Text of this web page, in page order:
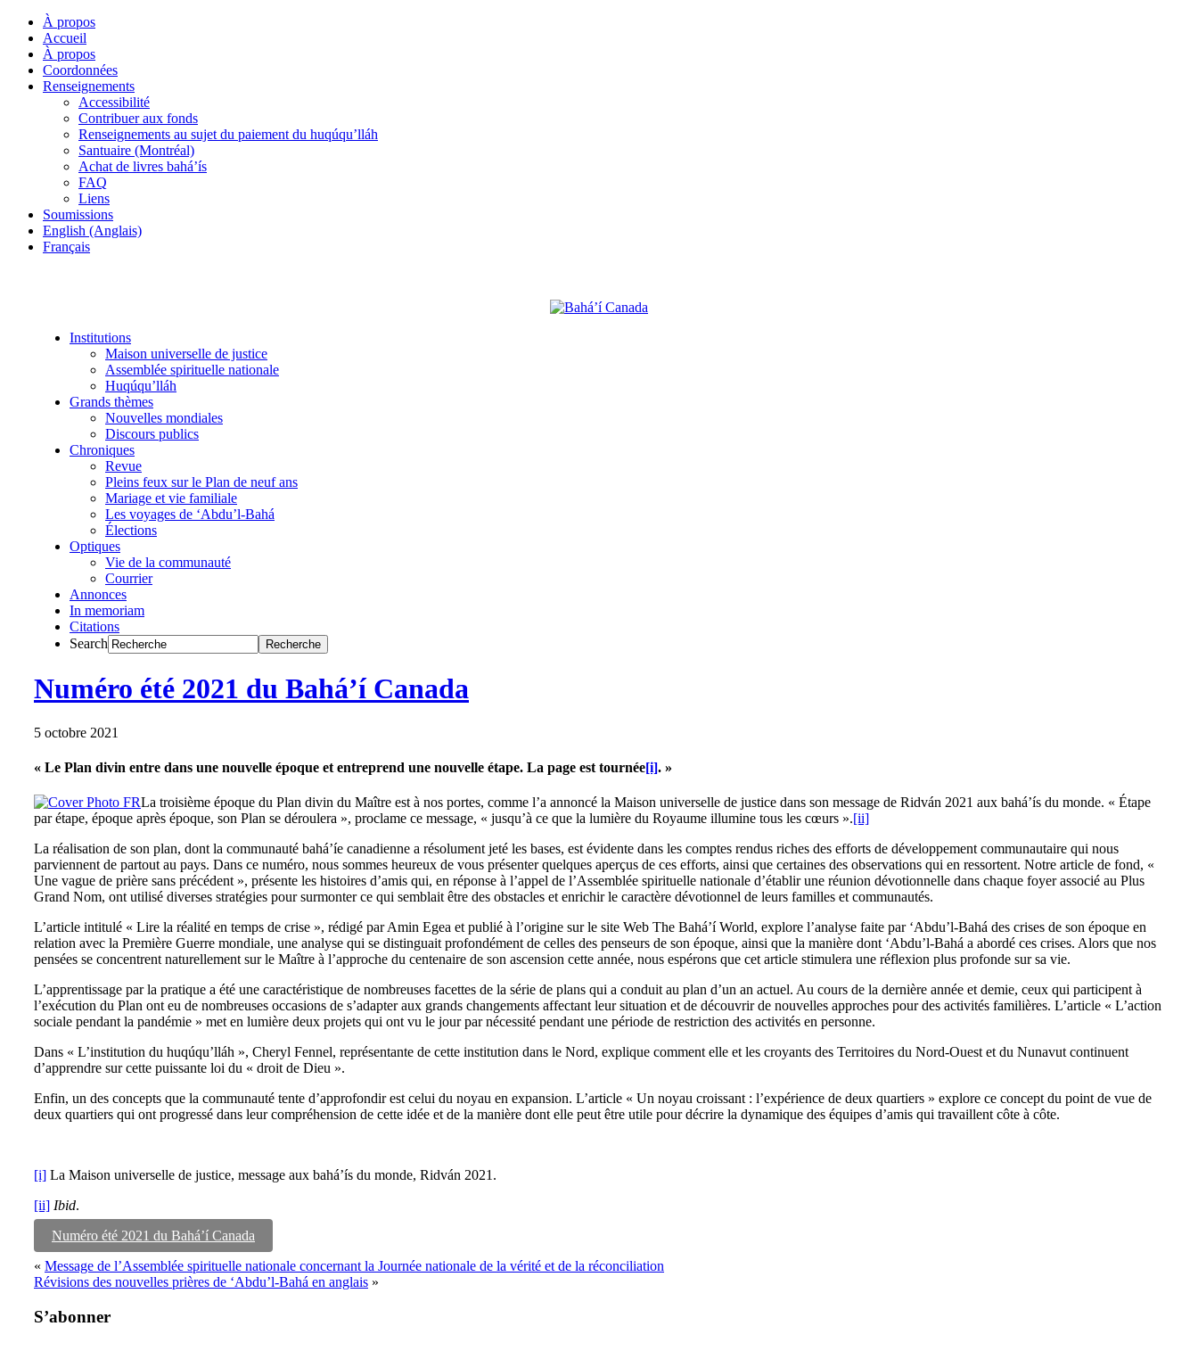
À propos
Accueil
À propos
Coordonnées
Renseignements
Accessibilité
Contribuer aux fonds
Renseignements au sujet du paiement du huqúqu’lláh
Santuaire (Montréal)
Achat de livres bahá’ís
FAQ
Liens
Soumissions
English (Anglais)
Français
Institutions
Maison universelle de justice
Assemblée spirituelle nationale
Huqúqu’lláh
Grands thèmes
Nouvelles mondiales
Discours publics
Chroniques
Revue
Pleins feux sur le Plan de neuf ans
Mariage et vie familiale
Les voyages de ‘Abdu’l-Bahá
Élections
Optiques
Vie de la communauté
Courrier
Annonces
In memoriam
Citations
Search
Numéro été 2021 du Bahá’í Canada
5 octobre 2021
« Le Plan divin entre dans une nouvelle époque et entreprend une nouvelle étape. La page est tournée[i]. »
La troisième époque du Plan divin du Maître est à nos portes, comme l’a annoncé la Maison universelle de justice dans son message de Ridván 2021 aux bahá’ís du monde. « Étape
par étape, époque après époque, son Plan se déroulera », proclame ce message, « jusqu’à ce que la lumière du Royaume illumine tous les cœurs ».[ii]
La réalisation de son plan, dont la communauté bahá’íe canadienne a résolument jeté les bases, est évidente dans les comptes rendus riches des efforts de développement communautaire qui nous
parviennent de partout au pays. Dans ce numéro, nous sommes heureux de vous présenter quelques aperçus de ces efforts, ainsi que certaines des observations qui en ressortent. Notre article de fond, «
Une vague de prière sans précédent », présente les histoires d’amis qui, en réponse à l’appel de l’Assemblée spirituelle nationale d’établir une réunion dévotionnelle dans chaque foyer associé au Plus
Grand Nom, ont utilisé diverses stratégies pour surmonter ce qui semblait être des obstacles et enrichir le caractère dévotionnel de leurs familles et communautés.
L’article intitulé « Lire la réalité en temps de crise », rédigé par Amin Egea et publié à l’origine sur le site Web The Bahá’í World, explore l’analyse faite par ‘Abdu’l-Bahá des crises de son époque en
relation avec la Première Guerre mondiale, une analyse qui se distinguait profondément de celles des penseurs de son époque, ainsi que la manière dont ‘Abdu’l-Bahá a abordé ces crises. Alors que nos
pensées se concentrent naturellement sur le Maître à l’approche du centenaire de son ascension cette année, nous espérons que cet article stimulera une réflexion plus profonde sur sa vie.
L’apprentissage par la pratique a été une caractéristique de nombreuses facettes de la série de plans qui a conduit au plan d’un an actuel. Au cours de la dernière année et demie, ceux qui participent à
l’exécution du Plan ont eu de nombreuses occasions de s’adapter aux grands changements affectant leur situation et de découvrir de nouvelles approches pour des activités familières. L’article « L’action
sociale pendant la pandémie » met en lumière deux projets qui ont vu le jour par nécessité pendant une période de restriction des activités en personne.
Dans « L’institution du huqúqu’lláh », Cheryl Fennel, représentante de cette institution dans le Nord, explique comment elle et les croyants des Territoires du Nord-Ouest et du Nunavut continuent
d’apprendre sur cette puissante loi du « droit de Dieu ».
Enfin, un des concepts que la communauté tente d’approfondir est celui du noyau en expansion. L’article « Un noyau croissant : l’expérience de deux quartiers » explore ce concept du point de vue de
deux quartiers qui ont progressé dans leur compréhension de cette idée et de la manière dont elle peut être utile pour décrire la dynamique des équipes d’amis qui travaillent côte à côte.
[i] La Maison universelle de justice, message aux bahá’ís du monde, Ridván 2021.
[ii] Ibid.
Numéro été 2021 du Bahá’í Canada
« Message de l’Assemblée spirituelle nationale concernant la Journée nationale de la vérité et de la réconciliation
Révisions des nouvelles prières de ‘Abdu’l-Bahá en anglais »
S’abonner